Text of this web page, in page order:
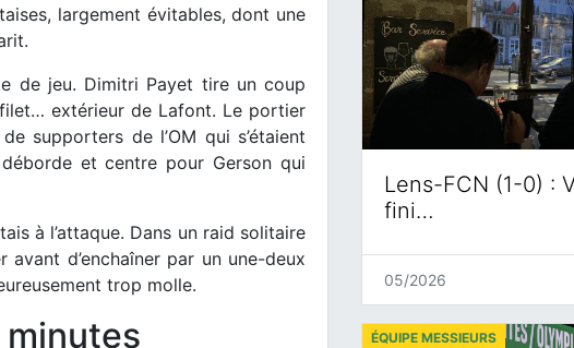
largement évitables, dont une
de jeu. Dimitri Payet tire un coup
extérieur de Lafont. Le portier
supporters de l’OM qui s’étaient
et centre pour Gerson qui
à l’attaque. Dans un raid solitaire
d’enchaîner par un une-deux
trop molle.
Lens-FCN (1-0) :
fini…
05/2026
ÉQUIPE MESSIEURS